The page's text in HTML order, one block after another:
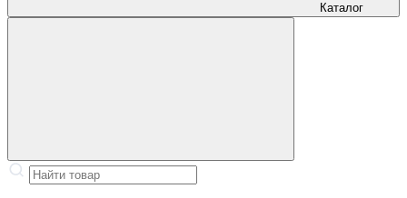
Каталог